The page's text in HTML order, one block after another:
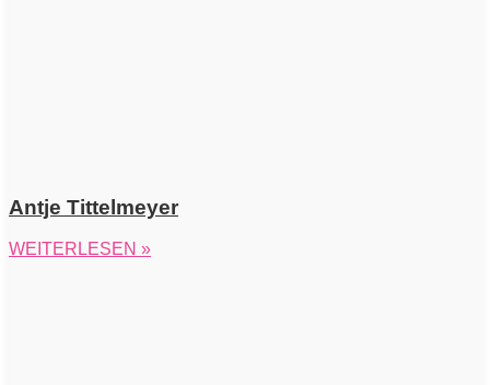
Antje Tittelmeyer
WEITERLESEN »